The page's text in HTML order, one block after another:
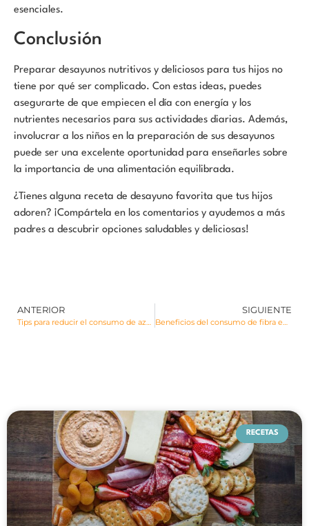
esenciales.
Conclusión
Preparar desayunos nutritivos y deliciosos para tus hijos no
tiene por qué ser complicado. Con estas ideas, puedes
asegurarte de que empiecen el día con energía y los
nutrientes necesarios para sus actividades diarias. Además,
involucrar a los niños en la preparación de sus desayunos
puede ser una excelente oportunidad para enseñarles sobre
la importancia de una alimentación equilibrada.
¿Tienes alguna receta de desayuno favorita que tus hijos
adoren? ¡Compártela en los comentarios y ayudemos a más
padres a descubrir opciones saludables y deliciosas!
ANTERIOR
Tips para reducir el consumo de azúcar en los niños
SIGUIENTE
Beneficios del consumo de fibra en la dieta infantil
RECETAS